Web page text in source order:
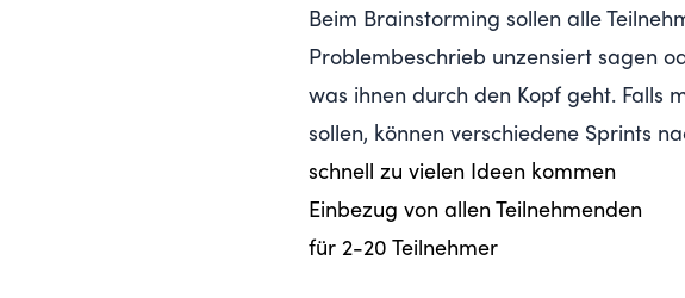
Beim Brainstorming sollen alle
Problembeschrieb unzensiert sagen
was ihnen durch den Kopf geht. Falls
sollen, können verschiedene Sprints
schnell zu vielen Ideen kommen
Einbezug von allen Teilnehmenden
für 2-20 Teilnehmer